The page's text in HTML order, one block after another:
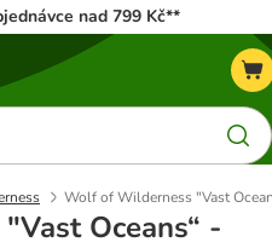
nad 799 Kč**
Wolf of Wilderness "Vast
Oceans“ -